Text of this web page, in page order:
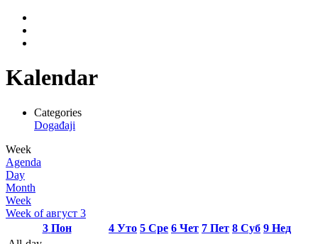
Kalendar
Categories
Događaji
Week
Agenda
Day
Month
Week
Week of август 3
3 Пон 4 Уто 5 Сре 6 Чет 7 Пет 8 Суб 9 Нед